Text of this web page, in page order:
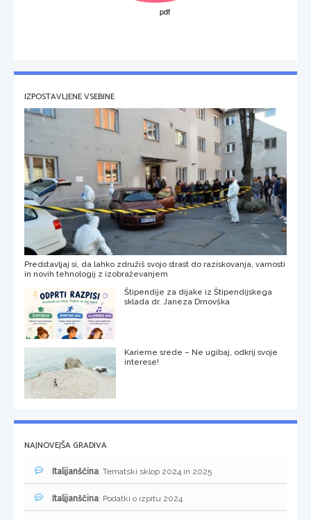
IZPOSTAVLJENE VSEBINE
Predstavljaj si, da lahko združiš svojo strast do raziskovanja, varnosti
in novih tehnologij z izobraževanjem
Štipendije za dijake iz Štipendijskega
sklada dr. Janeza Drnovška
Karierne srede – Ne ugibaj, odkrij svoje
interese!
NAJNOVEJŠA GRADIVA
Italijanščina: Tematski sklop 2024 in 2025
Italijanščina: Podatki o izpitu 2024